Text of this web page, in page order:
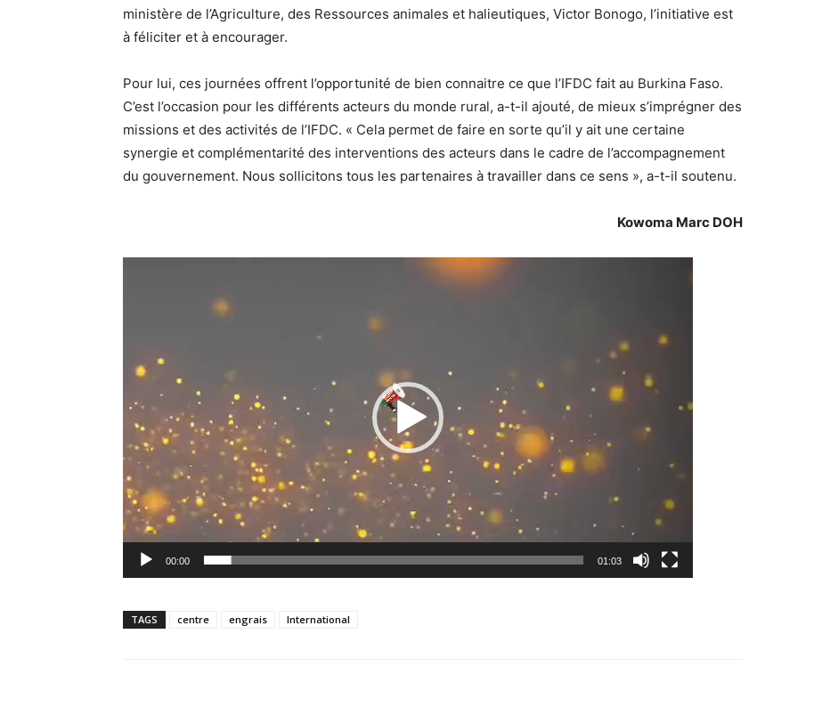
ministère de l’Agriculture, des Ressources animales et halieutiques, Victor Bonogo, l’initiative est
à féliciter et à encourager.
Pour lui, ces journées offrent l’opportunité de bien connaitre ce que l’IFDC fait au Burkina Faso.
C’est l’occasion pour les différents acteurs du monde rural, a-t-il ajouté, de mieux s’imprégner des
missions et des activités de l’IFDC. « Cela permet de faire en sorte qu’il y ait une certaine
synergie et complémentarité des interventions des acteurs dans le cadre de l’accompagnement
du gouvernement. Nous sollicitons tous les partenaires à travailler dans ce sens », a-t-il soutenu.
Kowoma Marc DOH
Lecteur
00:00 01:03
TAGS centre engrais International